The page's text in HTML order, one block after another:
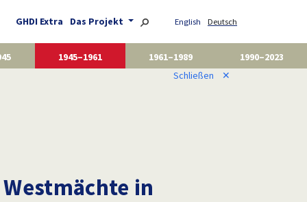
GHDI Extra Das Projekt English Deutsch
1945–1961 1961–1989
1990–2023
Schließen ✕
in